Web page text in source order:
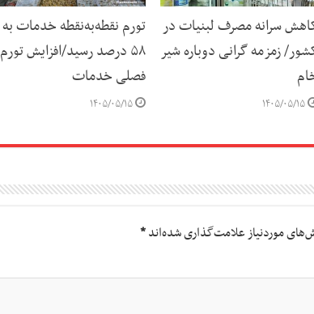
سرانه مصرف لبنیات در
زمزمه گرانی دوباره شیر
۱۴۰۵/۰۵/۱۵
تورم نقطه‌به‌نقطه خدمات به
۵۸ درصد رسید/افزایش تورم
فصلی خدمات
۱۴۰۵/۰۵/۱۵
موردنیاز علامت‌گذاری شده‌اند*